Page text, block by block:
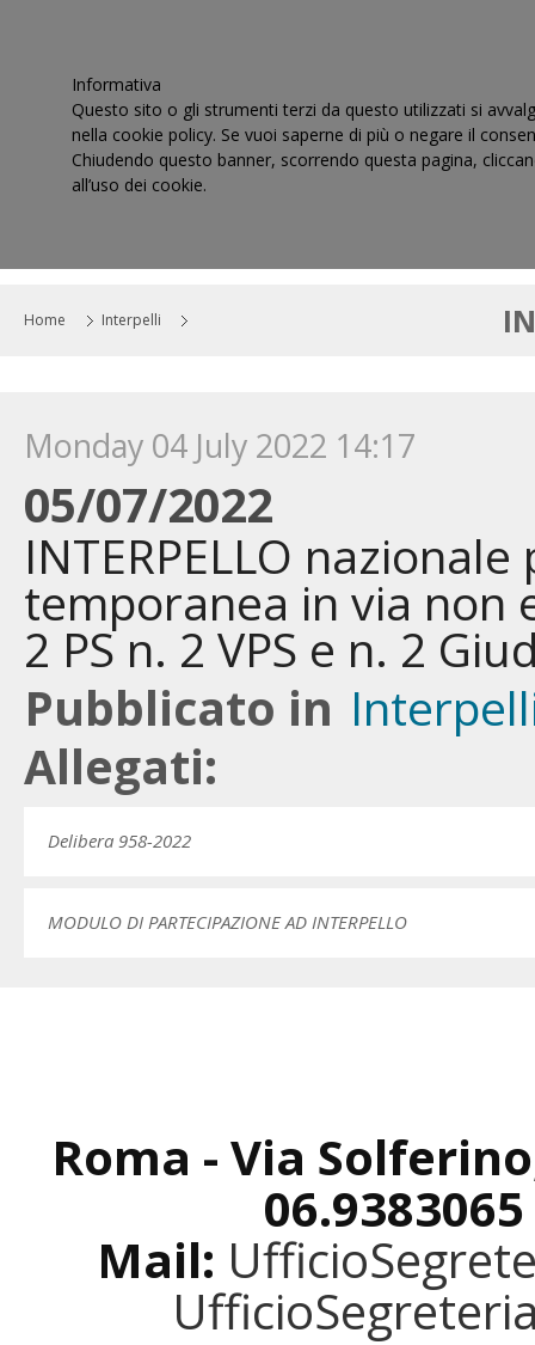
Home Interpelli
Monday 04 July 2022 14:17
05/07/2022
INTERPELLO
temporanea in via non
2 PS n. 2 VPS e n. 2
Pubblicato in
Allegati:
Delibera 958-2022
MODULO DI PARTECIPAZIONE AD INTERPELLO
Roma - Via
Mail:
Informativa
Questo sito o gli strumenti terzi da questo utilizzati si
nella cookie policy. Se vuoi saperne di più o negare il
Chiudendo questo banner, scorrendo questa pagina,
all’uso dei cookie.